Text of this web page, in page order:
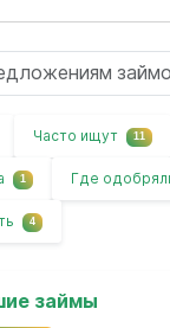
Часто ищут 11
1 Где
4
займы